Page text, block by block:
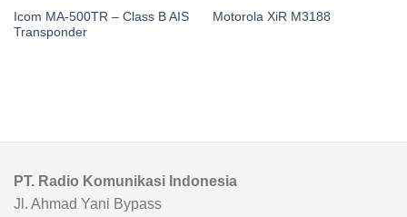
Icom MA-500TR – Class B AIS
Transponder
Motorola XiR M3188
PT. Radio Komunikasi Indonesia
Jl. Ahmad Yani Bypass